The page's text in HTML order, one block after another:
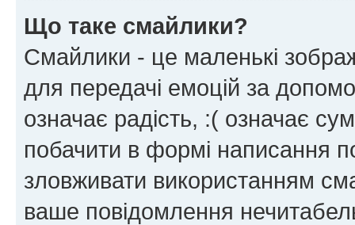
Що таке смайлики?
Смайлики - це маленькі
для передачі емоцій за
означає радість, :( означає
побачити в формі написання
зловживати використанням
ваше повідомлення